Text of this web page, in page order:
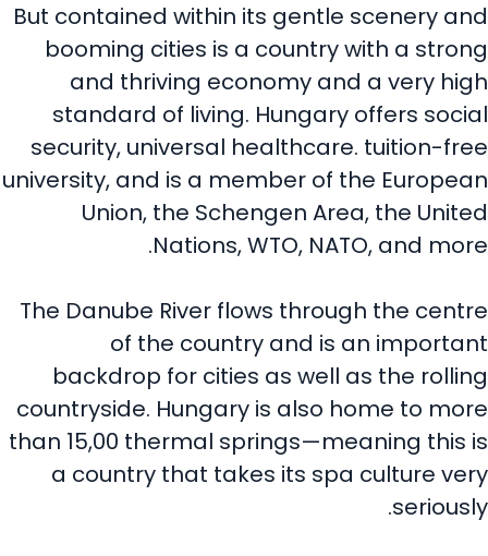
But contained within its gentle scenery and
booming cities is a country with a strong
and thriving economy and a very high
standard of living. Hungary offers social
security, universal healthcare. tuition-free
university, and is a member of the European
Union, the Schengen Area, the United
Nations, WTO, NATO, and more.
The Danube River flows through the centre
of the country and is an important
backdrop for cities as well as the rolling
countryside. Hungary is also home to more
than 15,00 thermal springs—meaning this is
a country that takes its spa culture very
seriously.